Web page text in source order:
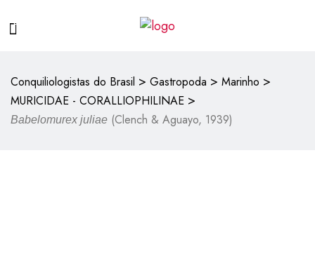
Conquiliologistas do Brasil > Gastropoda > Marinho >
MURICIDAE - CORALLIOPHILINAE >
Babelomurex juliae (Clench & Aguayo, 1939)